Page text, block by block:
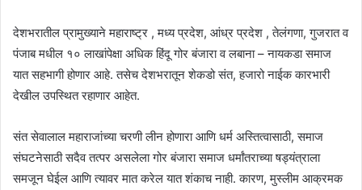
देशभरातील प्रामुख्याने महाराष्ट्र , मध्य प्रदेश, आंध्र प्रदेश , तेलंगणा, गुजरात व
पंजाब मधील १० लाखांपेक्षा अधिक हिंदू गोर बंजारा व लबाना – नायकडा समाज
यात सहभागी होणार आहे. तसेच देशभरातून शेकडो संत, हजारो नाईक कारभारी
देखील उपस्थित रहाणार आहेत.
संत सेवालाल महाराजांच्या चरणी लीन होणारा आणि धर्म अस्तित्वासाठी, समाज
संघटनेसाठी सदैव तत्पर असलेला गोर बंजारा समाज धर्मांतराच्या षड्यंत्राला
समजून घेईल आणि त्यावर मात करेल यात शंकाच नाही. कारण, मुस्लीम आक्रमक